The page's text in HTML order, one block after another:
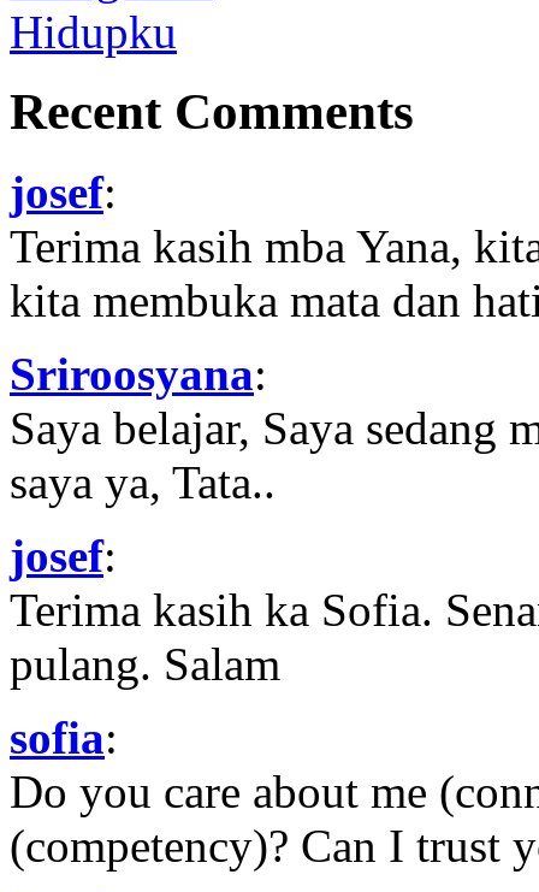
Recent Comments
josef:
Terima kasih mba Yana,
kita membuka mata dan
Sriroosyana:
Saya belajar, Saya sedang
saya ya, Tata..
josef:
Terima kasih ka Sofia.
pulang. Salam
sofia:
Do you care about me
(competency)? Can I trust